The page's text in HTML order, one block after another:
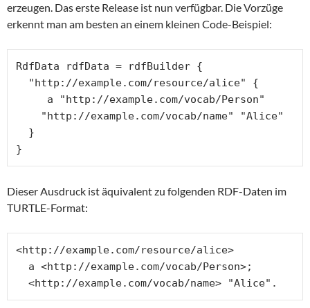
erzeugen. Das erste Release ist nun verfügbar. Die Vorzüge
erkennt man am besten an einem kleinen Code-Beispiel:
RdfData rdfData = rdfBuilder {
}
Dieser Ausdruck ist äquivalent zu folgenden RDF-Daten im
TURTLE-Format:
<http://example.com/resource/alice>
  <http://example.com/vocab/name> "Alice".